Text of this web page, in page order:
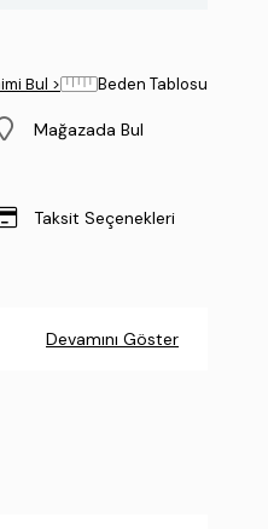
Bul > Beden Tablosu
Mağazada Bul
Taksit Seçenekleri
Devamını Göster